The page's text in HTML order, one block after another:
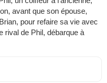
avant que son épouse,
pour refaire sa vie avec
rival de Phil, débarque à